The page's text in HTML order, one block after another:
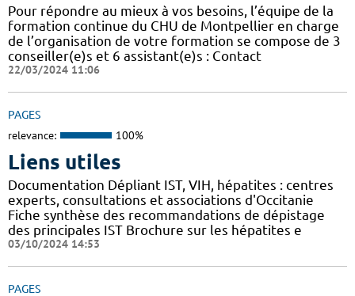
Pour répondre au mieux à vos besoins, l’équipe de la
formation continue du CHU de Montpellier en charge
de l’organisation de votre formation se compose de 3
conseiller(e)s et 6 assistant(e)s : Contact
22/03/2024 11:06
PAGES
relevance: 100%
Liens utiles
Documentation Dépliant IST, VIH, hépatites : centres
experts, consultations et associations d'Occitanie
Fiche synthèse des recommandations de dépistage
des principales IST Brochure sur les hépatites e
03/10/2024 14:53
PAGES